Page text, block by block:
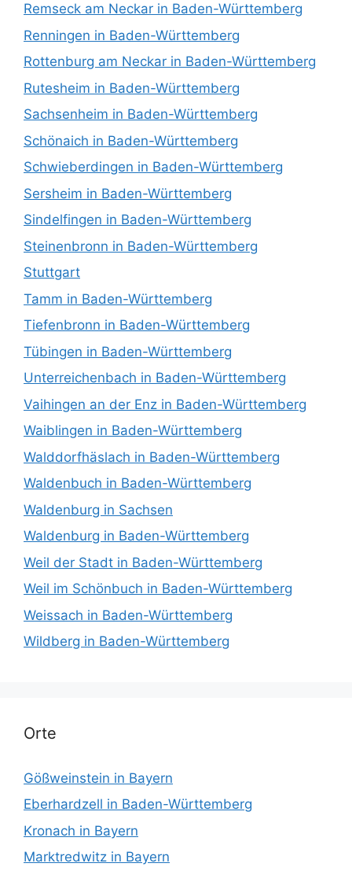
Remseck am Neckar in Baden-Württemberg
Renningen in Baden-Württemberg
Rottenburg am Neckar in Baden-Württemberg
Rutesheim in Baden-Württemberg
Sachsenheim in Baden-Württemberg
Schönaich in Baden-Württemberg
Schwieberdingen in Baden-Württemberg
Sersheim in Baden-Württemberg
Sindelfingen in Baden-Württemberg
Steinenbronn in Baden-Württemberg
Stuttgart
Tamm in Baden-Württemberg
Tiefenbronn in Baden-Württemberg
Tübingen in Baden-Württemberg
Unterreichenbach in Baden-Württemberg
Vaihingen an der Enz in Baden-Württemberg
Waiblingen in Baden-Württemberg
Walddorfhäslach in Baden-Württemberg
Waldenbuch in Baden-Württemberg
Waldenburg in Sachsen
Waldenburg in Baden-Württemberg
Weil der Stadt in Baden-Württemberg
Weil im Schönbuch in Baden-Württemberg
Weissach in Baden-Württemberg
Wildberg in Baden-Württemberg
Orte
Gößweinstein in Bayern
Eberhardzell in Baden-Württemberg
Kronach in Bayern
Marktredwitz in Bayern